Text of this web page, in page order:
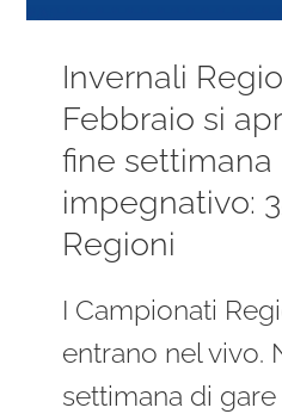
Invernali
Febbraio si
fine settimana
impegnativo:
Regioni
I Campionati
entrano nel vivo.
settimana di